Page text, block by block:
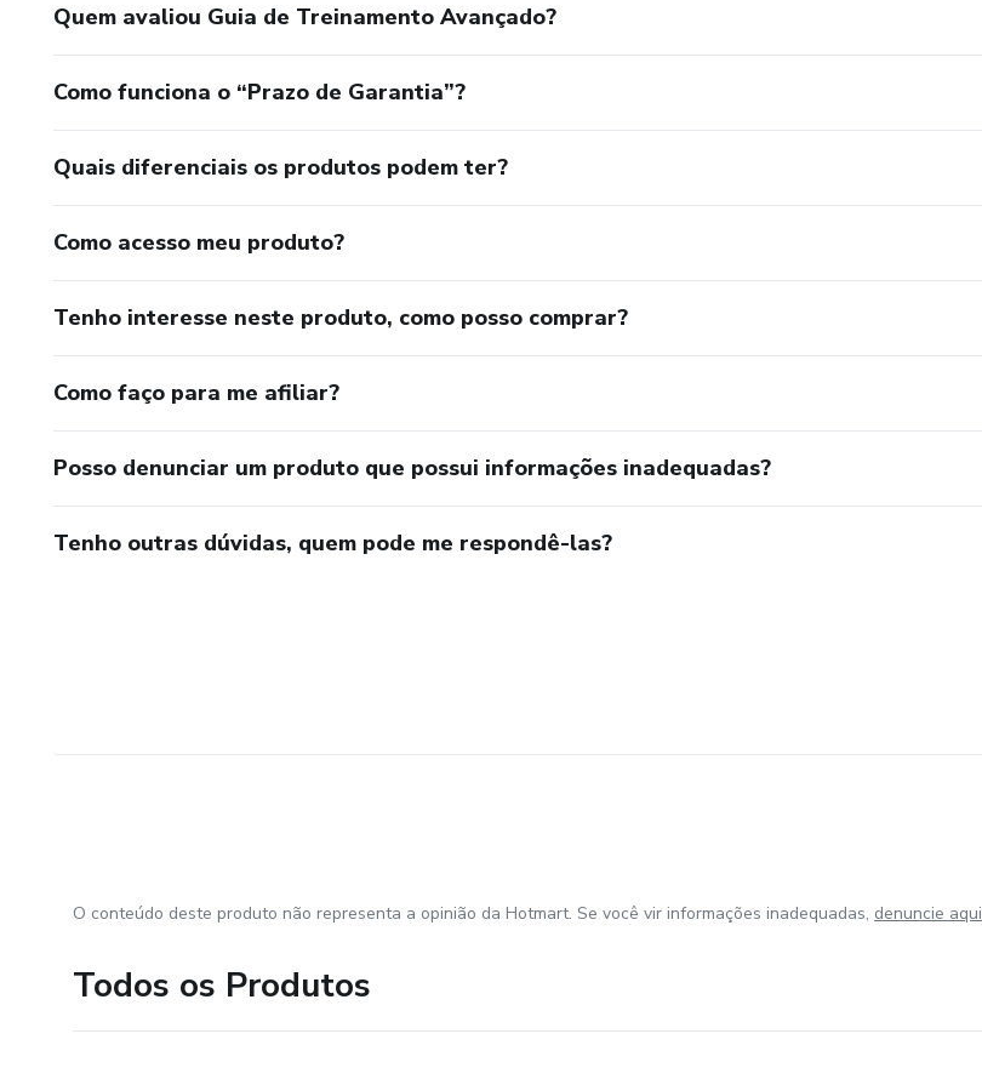
Quem avaliou Guia de Treinamento Avançado?
Como funciona o “Prazo de Garantia”?
Quais diferenciais os produtos podem ter?
Como acesso meu produto?
Tenho interesse neste produto, como posso comprar?
Como faço para me afiliar?
Posso denunciar um produto que possui informações inadequadas?
Tenho outras dúvidas, quem pode me respondê-las?
O conteúdo deste produto não representa a opinião da Hotmart. Se você vir informações inadequadas, denuncie aqui
Todos os Produtos